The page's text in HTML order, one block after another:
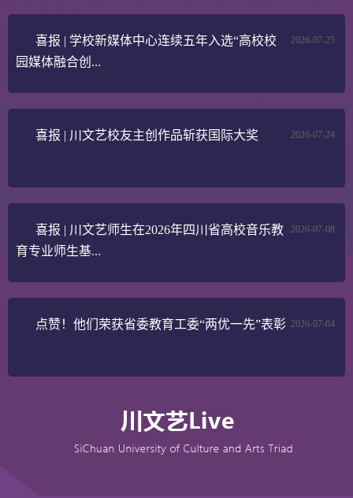
2026-07-25
喜报 | 学校新媒体中心连续五年入选“高校校
园媒体融合创...
2026-07-24
喜报 | 川文艺校友主创作品斩获国际大奖
2026-07-08
喜报 | 川文艺师生在2026年四川省高校音乐教
育专业师生基...
2026-07-04
点赞！他们荣获省委教育工委“两优一先”表彰